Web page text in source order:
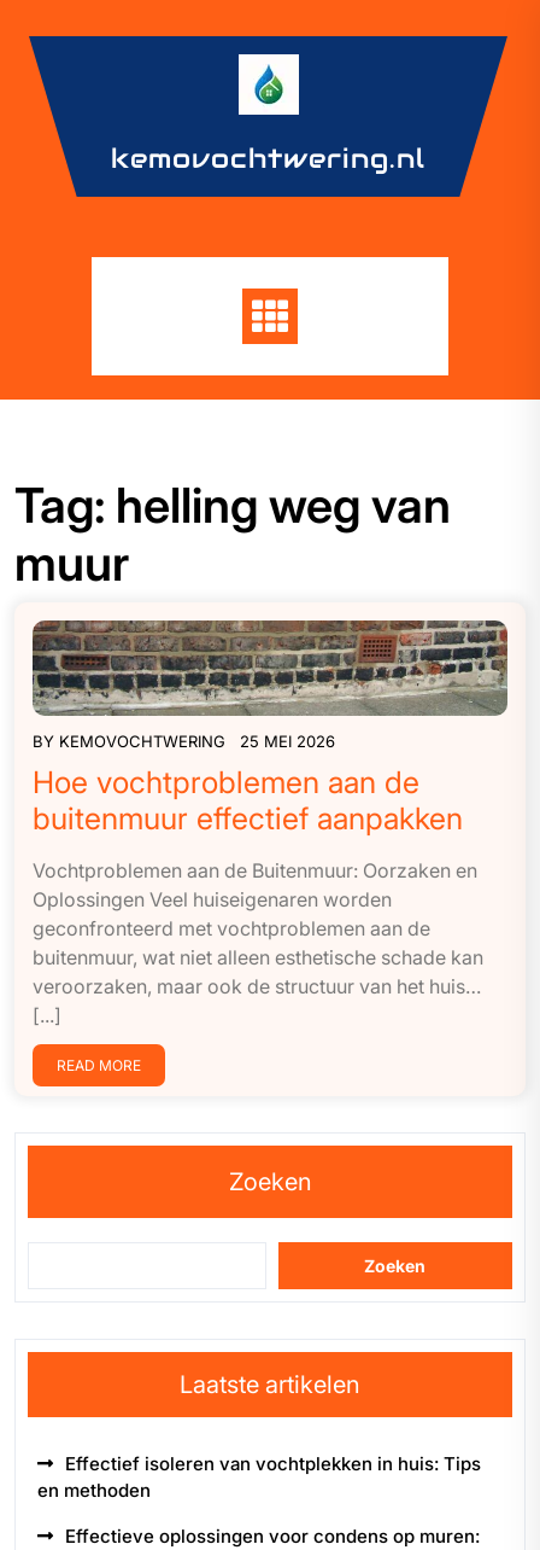
content
kemovochtwering.nl
Tag: helling weg van
muur
BY KEMOVOCHTWERING 25 MEI 2026
Hoe vochtproblemen aan de
buitenmuur effectief aanpakken
Vochtproblemen aan de Buitenmuur: Oorzaken en
Oplossingen Veel huiseigenaren worden
geconfronteerd met vochtproblemen aan de
buitenmuur, wat niet alleen esthetische schade kan
veroorzaken, maar ook de structuur van het huis…
[...]
READ MORE
Zoeken
Zoeken
Laatste artikelen
Effectief isoleren van vochtplekken in huis: Tips
en methoden
Effectieve oplossingen voor condens op muren: